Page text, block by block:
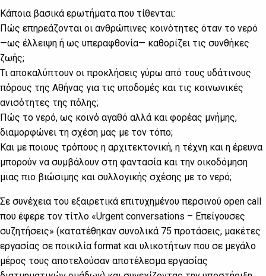
Κάποια βασικά ερωτήματα που τίθενται:
Πώς επηρεάζονται οι ανθρώπινες κοινότητες όταν το νερό
—ως έλλειψη ή ως υπεραφθονία— καθορίζει τις συνθήκες
ζωής;
Τι αποκαλύπτουν οι προκλήσεις γύρω από τους υδάτινους
πόρους της Αθήνας για τις υποδομές και τις κοινωνικές
ανισότητες της πόλης;
Πώς το νερό, ως κοινό αγαθό αλλά και φορέας μνήμης,
διαμορφώνει τη σχέση μας με τον τόπο;
Και με ποιους τρόπους η αρχιτεκτονική, η τέχνη και η έρευνα
μπορούν να συμβάλουν στη φαντασία και την οικοδόμηση
μιας πιο βιώσιμης και συλλογικής σχέσης με το νερό;
Σε συνέχεια του εξαιρετικά επιτυχημένου περσινού open call
που έφερε τον τίτλο «Urgent conversations – Επείγουσες
συζητήσεις» (κατατέθηκαν συνολικά 75 προτάσεις, μακέτες
εργασίας σε ποικιλία format και υλικοτήτων που σε μεγάλο
μέρος τους αποτελούσαν αποτέλεσμα εργασίας